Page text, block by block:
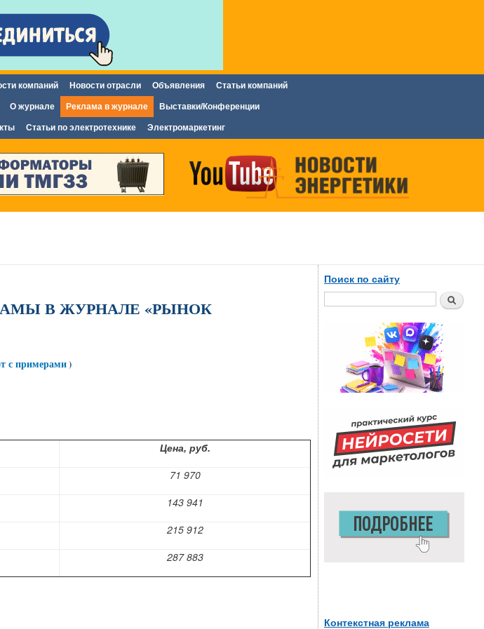
компаний Новости отрасли Объявления Статьи компаний
О журнале Реклама в журнале Выставки/Конференции
Статьи по электротехнике Электромаркетинг
В ЖУРНАЛЕ «РЫНОК
с примерами)
Цена, руб.
71 970
143 941
215 912
287 883
Поиск по сайту
Поиск
Контекстная реклама